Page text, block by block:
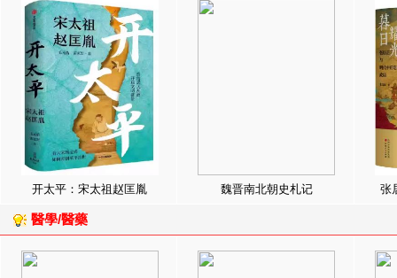
开太平：宋太祖赵匡胤 魏晋南北朝史札记 张
醫學/醫藥